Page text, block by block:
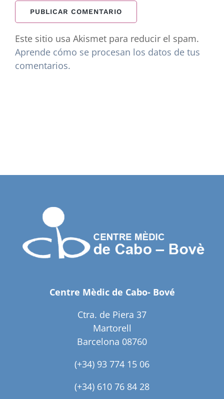
Este sitio usa Akismet para reducir el spam.
Aprende cómo se procesan los datos de tus
comentarios.
Centre Mèdic de Cabo- Bové
Ctra. de Piera 37
Martorell
Barcelona 08760
(+34) 93 774 15 06
(+34) 610 76 84 28